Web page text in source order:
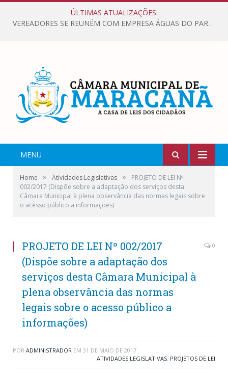
ÚLTIMAS ATUALIZAÇÕES:
VEREADORES SE REUNÉM COM EMPRESA ÁGUAS DO PARÁ, PARA APRESENTAR REIVINDICAÇÕES E MELHORIAS NA QUALIDADE DOS SERVIÇOS OFERECIDOS Á POPULAÇÃO.
MENU
Home » Atividades Legislativas »
PROJETO DE LEI Nº
002/2017 (Dispõe sobre a adaptação dos serviços desta
Câmara Municipal à plena observância das normas legais sobre
o acesso público a informações)
PROJETO DE LEI Nº 002/2017
(Dispõe sobre a adaptação dos
serviços desta Câmara Municipal à
plena observância das normas
legais sobre o acesso público a
informações)
0
POR ADMINISTRADOR EM 31 DE MAIO DE 2017
ATIVIDADES LEGISLATIVAS, PROJETOS DE LEI